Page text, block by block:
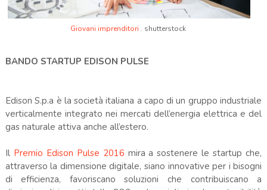
Giovani imprenditori . shutterstock
BANDO STARTUP EDISON PULSE
Edison S.p.a è la società italiana a capo di un gruppo industriale
verticalmente integrato nei mercati dell’energia elettrica e del
gas naturale attiva anche all’estero.
Il Premio Edison Pulse 2016 mira a sostenere le startup che,
attraverso la dimensione digitale, siano innovative per i bisogni
di efficienza, favoriscano soluzioni che contribuiscano a